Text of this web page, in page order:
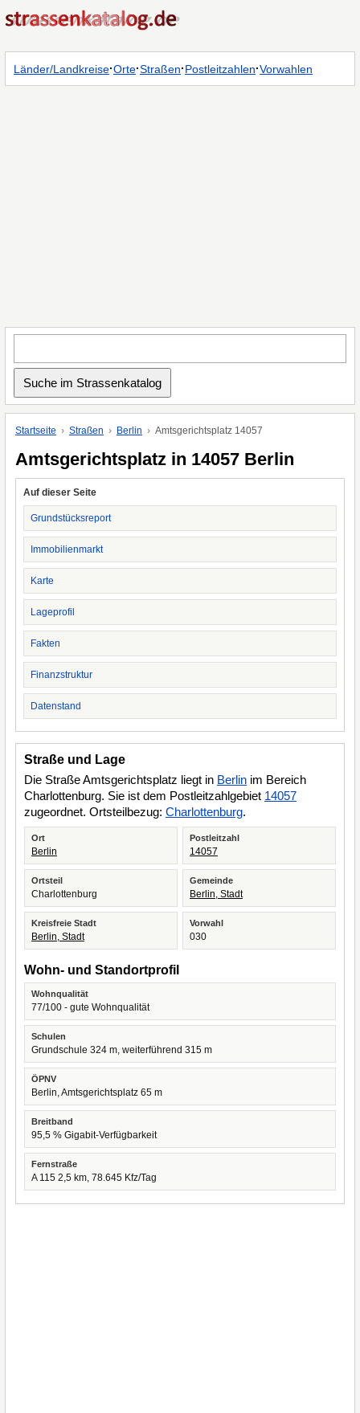
Länder/Landkreise·Orte·Straßen·Postleitzahlen·Vorwahlen
Startseite Straßen Berlin Amtsgerichtsplatz 14057
Amtsgerichtsplatz in 14057 Berlin
Auf dieser Seite
Grundstücksreport
Immobilienmarkt
Karte
Lageprofil
Fakten
Finanzstruktur
Datenstand
Straße und Lage
Die Straße Amtsgerichtsplatz liegt in Berlin im Bereich
Charlottenburg. Sie ist dem Postleitzahlgebiet 14057
zugeordnet. Ortsteilbezug: Charlottenburg.
Ort
Berlin
Postleitzahl
14057
Ortsteil
Charlottenburg
Gemeinde
Berlin, Stadt
Kreisfreie Stadt
Berlin, Stadt
Vorwahl
030
Wohn- und Standortprofil
Wohnqualität
77/100 - gute Wohnqualität
Schulen
Grundschule 324 m, weiterführend 315 m
ÖPNV
Berlin, Amtsgerichtsplatz 65 m
Breitband
95,5 % Gigabit-Verfügbarkeit
Fernstraße
A 115 2,5 km, 78.645 Kfz/Tag